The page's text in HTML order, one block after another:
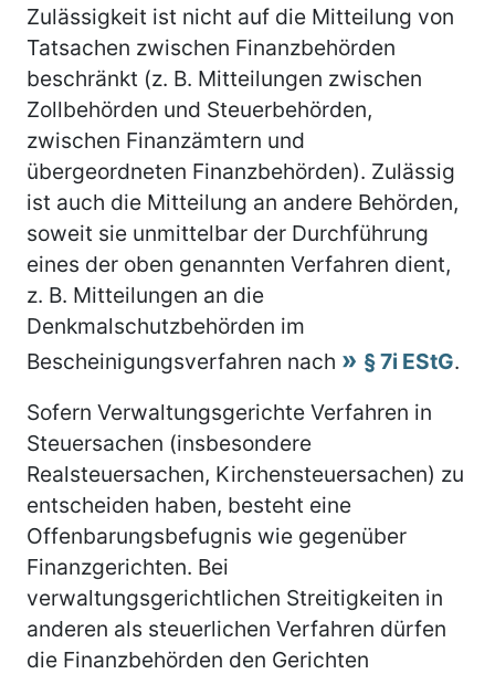
Zulässigkeit ist nicht auf die Mitteilung von
Tatsachen zwischen Finanzbehörden
beschränkt (z. B. Mitteilungen zwischen
Zollbehörden und Steuerbehörden,
zwischen Finanzämtern und
übergeordneten Finanzbehörden). Zulässig
ist auch die Mitteilung an andere Behörden,
soweit sie unmittelbar der Durchführung
eines der oben genannten Verfahren dient,
z. B. Mitteilungen an die
Denkmalschutzbehörden im
Bescheinigungsverfahren nach
§ 7i EStG.
Sofern Verwaltungsgerichte Verfahren in
Steuersachen (insbesondere
Realsteuersachen, Kirchensteuersachen) zu
entscheiden haben, besteht eine
Offenbarungsbefugnis wie gegenüber
Finanzgerichten. Bei
verwaltungsgerichtlichen Streitigkeiten in
anderen als steuerlichen Verfahren dürfen
die Finanzbehörden den Gerichten